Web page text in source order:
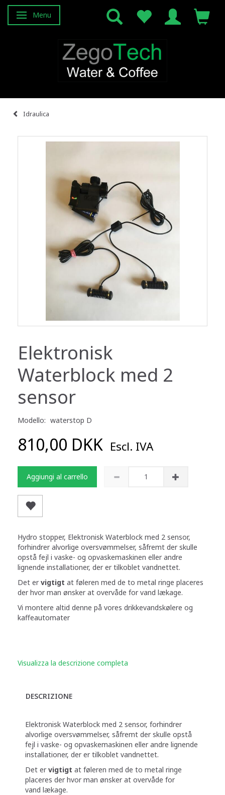
Attiva/disattiva navigazione
Menu
Idraulica
Elektronisk
Waterblock med 2
sensor
Modello: waterstop D
810,00 DKK Escl. IVA
Aggiungi al carrello
Hydro stopper, Elektronisk Waterblock med 2 sensor,
forhindrer alvorlige oversvømmelser, såfremt der skulle
opstå fejl i vaske- og opvaskemaskinen eller andre
lignende installationer, der er tilkoblet vandnettet.
Det er vigtigt at føleren med de to metal ringe placeres
der hvor man ønsker at overvåde for vand lækage.
Vi montere altid denne på vores drikkevandskølere og
kaffeautomater
Visualizza la descrizione completa
DESCRIZIONE
Elektronisk Waterblock med 2 sensor, forhindrer
alvorlige oversvømmelser, såfremt der skulle opstå
fejl i vaske- og opvaskemaskinen eller andre lignende
installationer, der er tilkoblet vandnettet.
Det er vigtigt at føleren med de to metal ringe
placeres der hvor man ønsker at overvåde for
vand lækage.